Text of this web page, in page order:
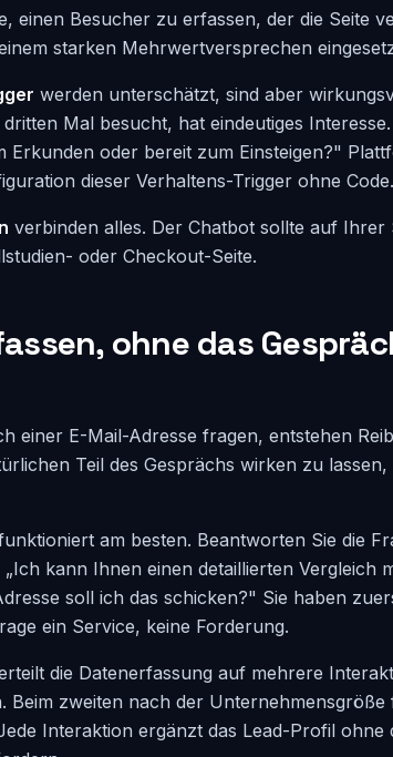
einen Besucher zu erfassen, der die Seite
starken Mehrwertversprechen
werden unterschätzt, sind aber
Mal besucht, hat eindeutiges
Erkunden oder bereit zum Einsteigen?"
dieser Verhaltens-Trigger ohne Code.
verbinden alles. Der Chatbot sollte auf Ihrer
oder Checkout-Seite.
ohne das
einer E-Mail-Adresse fragen, entstehen
Teil des Gesprächs wirken zu
am besten. Beantworten Sie die
kann Ihnen einen detaillierten Vergleich
soll ich das schicken?" Sie haben
ein Service, keine Forderung.
die Datenerfassung auf mehrere
Beim zweiten nach der Unternehmensgröße
Interaktion ergänzt das Lead-Profil ohne